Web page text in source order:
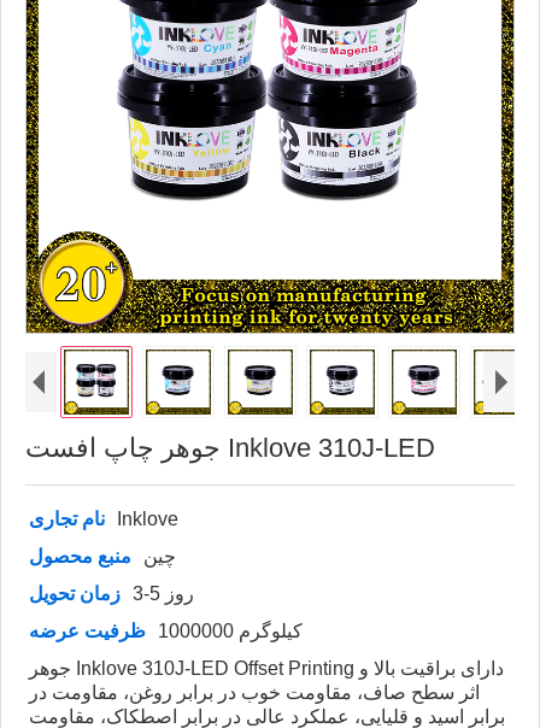
جوهر چاپ افست Inklove 310J-LED
نام تجاری
Inklove
منبع محصول
چین
زمان تحویل
3-5 روز
ظرفیت عرضه
1000000 کیلوگرم
جوهر Inklove 310J-LED Offset Printing دارای براقیت بالا و
اثر سطح صاف، مقاومت خوب در برابر روغن، مقاومت در
برابر اسید و قلیایی، عملکرد عالی در برابر اصطکاک، مقاومت